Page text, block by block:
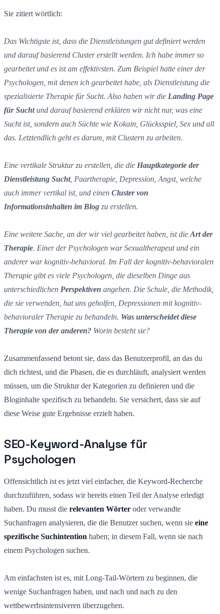
Sie zitiert wörtlich:
Das Wichtigste ist, dass die Dienstleistungen gut definiert werden
und darauf basierend Cluster erstellt werden. Ich habe immer so
gearbeitet und es ist am effektivsten. Zum Beispiel hatte einer der
Psychologen, mit denen ich gearbeitet habe, als Dienstleistung die
spezialisierte Therapie für Sucht. Also haben wir die Landing Page
für Suchtund darauf basierend erklären wir nicht nur, was eine
Sucht ist, sondern auch Süchte wie Kokain, Glücksspiel, Sex und all
das. Letztendlich geht es darum, mit Clustern zu arbeiten.
Eine vertikale Struktur zu erstellen, die die Hauptkategorie der
Dienstleistung Sucht, Paartherapie, Depression, Angst, welche
auch immer vertikal ist, und einen Cluster von
Informationsinhalten im Blog zu erstellen.
Eine weitere Sache, an der wir viel gearbeitet haben, ist die Art der
Therapie. Einer der Psychologen war Sexualtherapeut und ein
anderer war kognitiv-behavioral. Im Fall der kognitiv-behavioralen
Therapie gibt es viele Psychologen, die dieselben Dinge aus
unterschiedlichen Perspektiven angehen. Die Schule, die Methodik,
die sie verwenden, hat uns geholfen, Depressionen mit kognitiv-
behavioraler Therapie zu behandeln. Was unterscheidet diese
Therapie von der anderen? Worin besteht sie?
Zusammenfassend betont sie, dass das Benutzerprofil, an das du
dich richtest, und die Phasen, die es durchläuft, analysiert werden
müssen, um die Struktur der Kategorien zu definieren und die
Bloginhalte spezifisch zu behandeln. Sie versichert, dass sie auf
diese Weise gute Ergebnisse erzielt haben.
SEO-Keyword-Analyse für
Psychologen
Offensichtlich ist es jetzt viel einfacher, die Keyword-Recherche
durchzuführen, sodass wir bereits einen Teil der Analyse erledigt
haben. Du musst die relevanten Wörter oder verwandte
Suchanfragen analysieren, die die Benutzer suchen, wenn sie eine
spezifische Suchintention haben; in diesem Fall, wenn sie nach
einem Psychologen suchen.
Am einfachsten ist es, mit Long-Tail-Wörtern zu beginnen, die
wenige Suchanfragen haben, und nach und nach zu den
wettbewerbsintensiveren überzugehen.